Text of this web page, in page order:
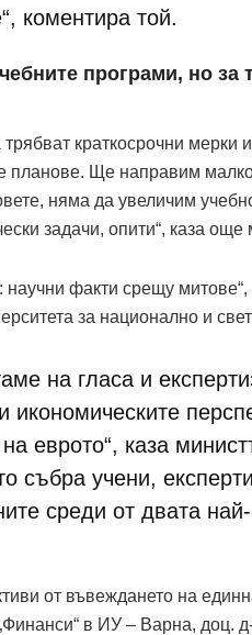
коментира той.
програми, но за
краткосрочни мерки
планове. Ще направим
няма да увеличим
задачи, опити“, каза още
факти срещу митове“,
за национално и
на гласа и
еврото“, каза
събра учени,
среди от двата
от въвеждането на
в ИУ – Варна, доц.